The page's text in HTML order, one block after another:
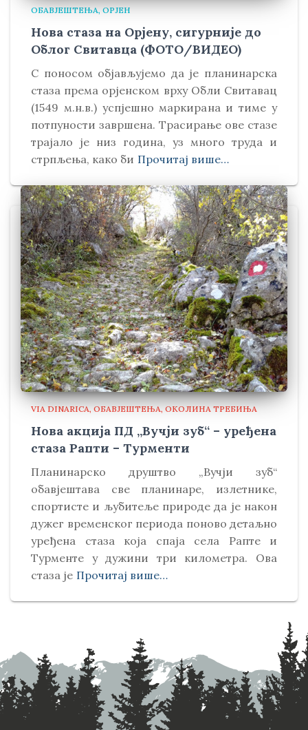
ОБАВЈЕШТЕЊА ОРЈЕН
Нова стаза на Орјену, сигурније до
Облог Свитавца (ФОТО/ВИДЕО)
С поносом објављујемо да је планинарска
стаза према орјенском врху Обли Свитавaц
(1549 м.н.в.) успјешно маркирана и тиме у
потпуности завршена. Трасирање ове стазе
трајало је низ година, уз много труда и
стрпљења, како би Прочитај више…
VIA DINARICA ОБАВЈЕШТЕЊА ОКОЛИНА ТРЕБИЊА
Нова акција ПД „Вучји зуб“ – уређена
стаза Рапти – Турменти
Планинарско друштво „Вучји зуб“
обавјештава све планинаре, излетнике,
спортисте и љубитеље природе да је након
дужег временског периода поново детаљно
уређена стаза која спаја села Рапте и
Турменте у дужини три километра. Ова
стаза је Прочитај више…